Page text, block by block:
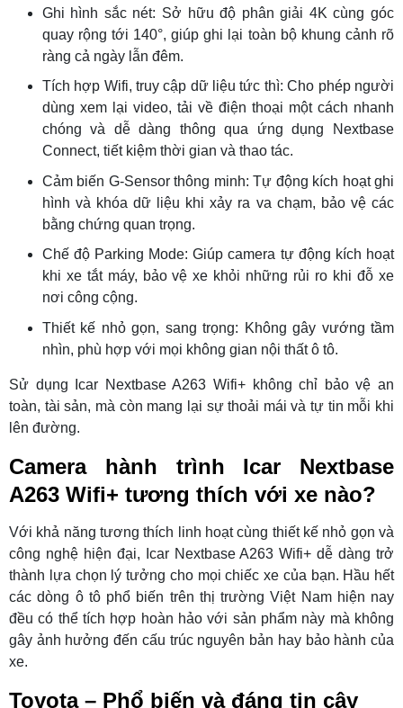
Ghi hình sắc nét: Sở hữu độ phân giải 4K cùng góc
quay rộng tới 140°, giúp ghi lại toàn bộ khung cảnh rõ
ràng cả ngày lẫn đêm.
Tích hợp Wifi, truy cập dữ liệu tức thì: Cho phép người
dùng xem lại video, tải về điện thoại một cách nhanh
chóng và dễ dàng thông qua ứng dụng Nextbase
Connect, tiết kiệm thời gian và thao tác.
Cảm biến G-Sensor thông minh: Tự động kích hoạt ghi
hình và khóa dữ liệu khi xảy ra va chạm, bảo vệ các
bằng chứng quan trọng.
Chế độ Parking Mode: Giúp camera tự động kích hoạt
khi xe tắt máy, bảo vệ xe khỏi những rủi ro khi đỗ xe
nơi công cộng.
Thiết kế nhỏ gọn, sang trọng: Không gây vướng tầm
nhìn, phù hợp với mọi không gian nội thất ô tô.
Sử dụng Icar Nextbase A263 Wifi+ không chỉ bảo vệ an
toàn, tài sản, mà còn mang lại sự thoải mái và tự tin mỗi khi
lên đường.
Camera hành trình Icar Nextbase
A263 Wifi+ tương thích với xe nào?
Với khả năng tương thích linh hoạt cùng thiết kế nhỏ gọn và
công nghệ hiện đại, Icar Nextbase A263 Wifi+ dễ dàng trở
thành lựa chọn lý tưởng cho mọi chiếc xe của bạn. Hầu hết
các dòng ô tô phổ biến trên thị trường Việt Nam hiện nay
đều có thể tích hợp hoàn hảo với sản phẩm này mà không
gây ảnh hưởng đến cấu trúc nguyên bản hay bảo hành của
xe.
Toyota – Phổ biến và đáng tin cậy